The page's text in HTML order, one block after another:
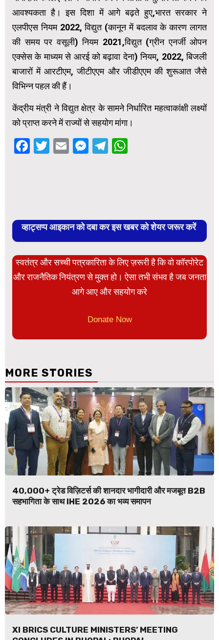
आवश्यकता है। इस दिशा में आगे बढ़ते हुए,भारत सरकार ने
एलपीएस नियम 2022, विद्युत (कानून में बदलाव के कारण लागत
की समय पर वसूली) नियम 2021,विद्युत (ग्रीन एनर्जी ओपन
एक्सेस के माध्यम से आरई को बढ़ावा देना) नियम, 2022, बिजली
बाजारों में आरटीएम, जीटीएएम और जीडीएएम की शुरूआत जैसे
विभिन्न पहल की हैं।
केंद्रीय मंत्री ने विद्युत क्षेत्र के सामने निर्धारित महत्वाकांक्षी लक्ष्यों
को प्राप्त करने में राज्यों से सहयोग मांगा।
Facebook
Twitter
EmailMessenger
Telegram
व्हाट्सप्प आइकान को दबा कर इस खबर को शेयर जरूर करें
स्वतंत्र और सच्ची पत्रकारिता के लिए ज़रूरी है कि वो कॉरपोरेट
और राजनैतिक नियंत्रण से मुक्त हो। ऐसा तभी संभव है जब जनता
आगे आए और सहयोग करे
Donate Now
MORE STORIES
40,000+ ट्रेड विज़िटर्स की शानदार भागीदारी और मजबूत B2B
सहभागिता के साथ IHE 2026 का भव्य समापन
XI BRICS CULTURE MINISTERS’ MEETING